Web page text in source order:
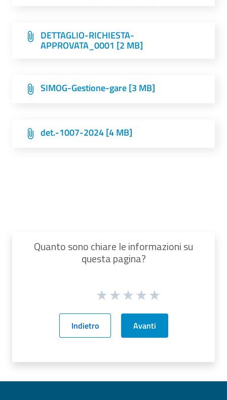
DETTAGLIO-RICHIESTA-
APPROVATA_0001 [2 MB]
SIMOG-Gestione-gare [3 MB]
det.-1007-2024 [4 MB]
Quanto sono chiare le informazioni su
questa pagina?
Indietro Avanti